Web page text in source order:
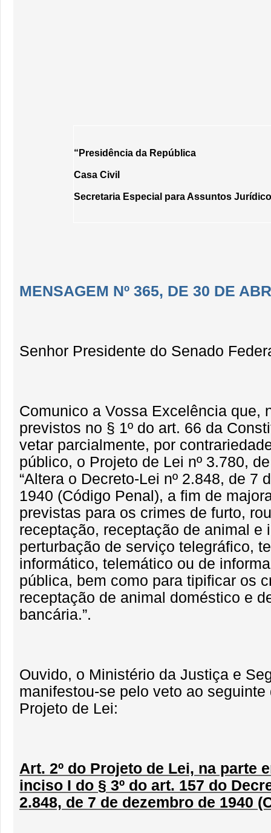
“Presidência da República
Casa Civil
Secretaria Especial para Assuntos
MENSAGEM Nº 365, DE 30 DE
Senhor Presidente do Senado
Comunico a Vossa Excelência que,
previstos no § 1º do art. 66 da
vetar parcialmente, por
público, o Projeto de Lei nº 3.780,
“Altera o Decreto-Lei nº 2.848, de 7
1940 (Código Penal), a fim de
previstas para os crimes de furto,
receptação, receptação de animal e
perturbação de serviço telegráfico,
informático, telemático ou de
pública, bem como para tipificar os
receptação de animal doméstico e
bancária.”.
Ouvido, o Ministério da Justiça e
manifestou-se pelo veto ao
Projeto de Lei:
Art. 2º do Projeto de Lei, na parte
inciso I do § 3º do art. 157 do
2.848, de 7 de dezembro de 1940